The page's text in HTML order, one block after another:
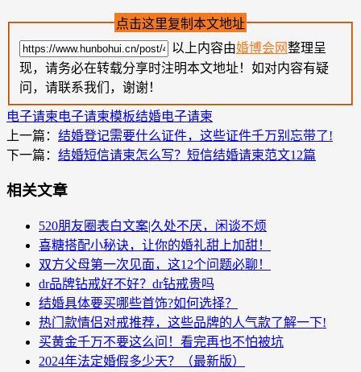
点击这里复制本文地址
以上内容由婚博会网整理呈
现，请务必在转载分享时注明本文地址！如对内容有疑
问，请联系我们，谢谢！
电子请柬电子请柬模板结婚电子请柬
上一篇： 结婚登记需要什么证件，这些证件千万别忘带了!
下一篇： 结婚短信请柬怎么写？短信结婚请柬范文12篇
相关文章
520朋友圈表白文案|久处不厌，闲谈不烦
喜糖搭配小秘诀，让你的婚礼甜上加甜！
双方父母第一次见面，这12个问题必聊！
dr品牌钻戒好不好？dr钻戒贵吗
结婚具体要买哪些首饰?如何选择？
热门款情侣对戒推荐，这些品牌的人气款了解一下!
买黄金千万不要这么问！看完再也不怕被坑
2024年法定婚假多少天？（最新版）